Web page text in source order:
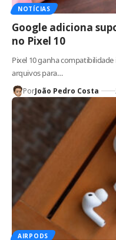
NOTÍCIAS
Google adiciona
no Pixel 10
Pixel 10 ganha
arquivos para…
PorJoão Pedro Costa
AIRPODS